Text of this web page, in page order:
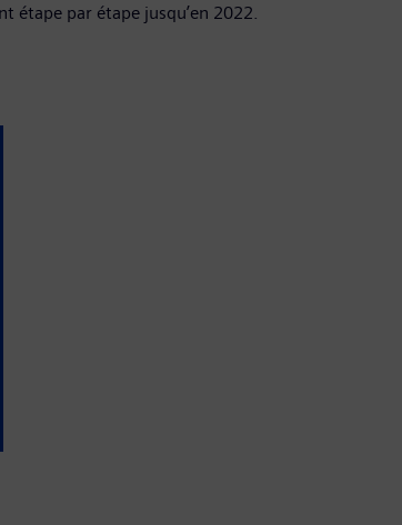
étape par étape jusqu’en 2022.